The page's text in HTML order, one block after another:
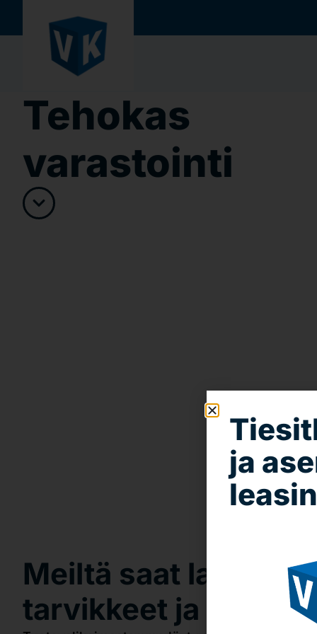
Tehokas
varastointi
Meiltä saat
tarvikkeet ja laitteet
ja